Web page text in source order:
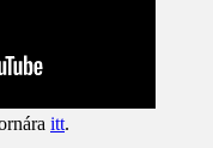
itt.